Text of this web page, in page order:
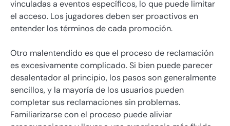
vinculadas a eventos específicos, lo que puede limitar
el acceso. Los jugadores deben ser proactivos en
entender los términos de cada promoción.
Otro malentendido es que el proceso de reclamación
es excesivamente complicado. Si bien puede parecer
desalentador al principio, los pasos son generalmente
sencillos, y la mayoría de los usuarios pueden
completar sus reclamaciones sin problemas.
Familiarizarse con el proceso puede aliviar